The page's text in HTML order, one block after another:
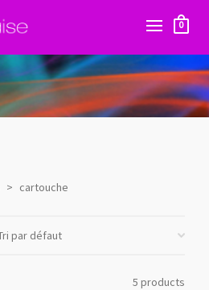
0
> cartouche
5 products